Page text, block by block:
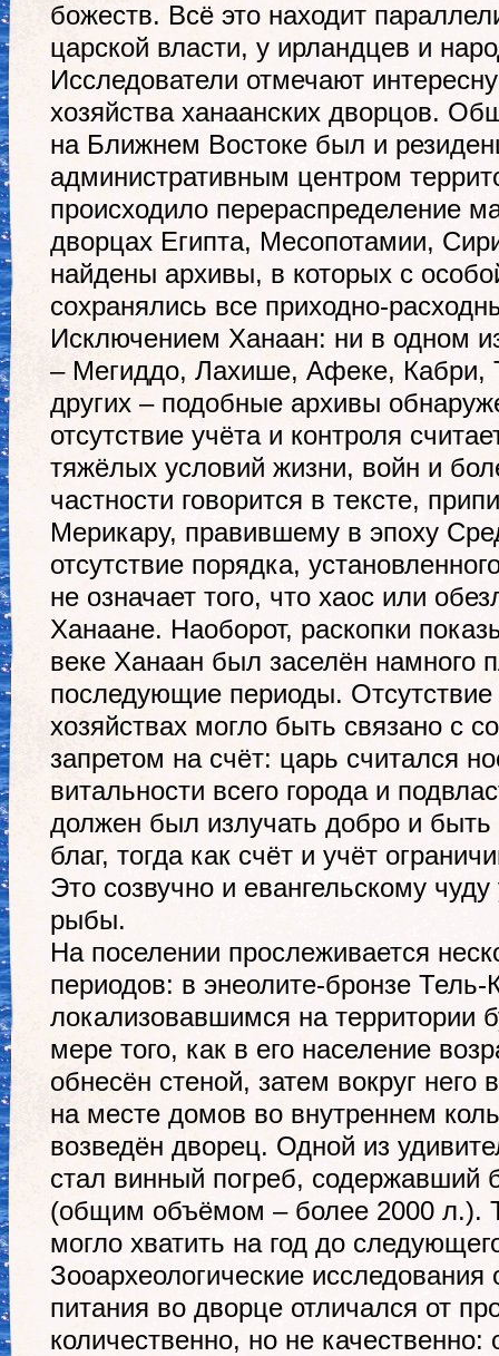
божеств. Всё это находит
царской власти, у ирландцев и
Исследователи отмечают
хозяйства ханаанских дворцов.
на Ближнем Востоке был и
административным центром
происходило перераспределение
дворцах Египта, Месопотамии,
найдены архивы, в которых с
сохранялись все приходно-
Исключением Ханаан: ни в одном
– Мегиддо, Лахише, Афеке, Кабри,
других – подобные архивы
отсутствие учёта и контроля
тяжёлых условий жизни, войн и
частности говорится в тексте,
Мерикару, правившему в эпоху
отсутствие порядка,
не означает того, что хаос или
Ханаане. Наоборот, раскопки
веке Ханаан был заселён намного
последующие периоды.
хозяйствах могло быть связано с
запретом на счёт: царь считался
витальности всего города и
должен был излучать добро и
благ, тогда как счёт и учёт
Это созвучно и евангельскому
рыбы.
На поселении прослеживается
периодов: в энеолите-бронзе
локализовавшимся на территории
мере того, как в его население
обнесён стеной, затем вокруг него
на месте домов во внутреннем
возведён дворец. Одной из
стал винный погреб, содержавший
(общим объёмом – более 2000 л.).
могло хватить на год до
Зооархеологические
питания во дворце отличался от
количественно, но не